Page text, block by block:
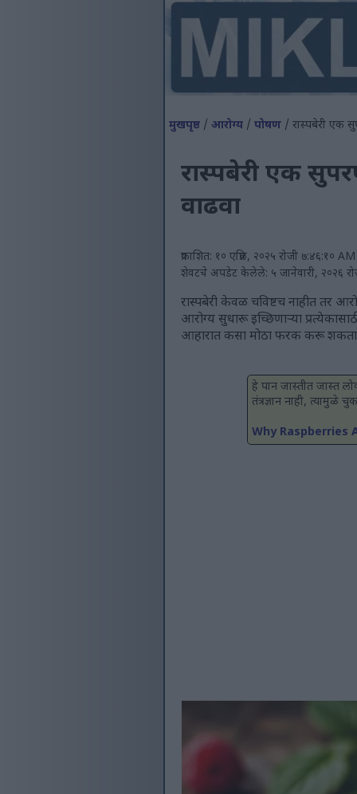
मुखपृष्ठ / आरोग्य / पोषण / रास्पबेरी एक
रास्पबेरी एक
वाढवा
प्रकाशित: १० एप्रिल, २०२५ रोजी ७:४६:१०
शेवटचे अपडेट केलेले: ५ जानेवारी, २०२६
रास्पबेरी केवळ चविष्टच नाहीत तर
आरोग्य सुधारू इच्छिणाऱ्या
आहारात कसा मोठा फरक करू
हे पान जास्तीत जास्त
तंत्रज्ञान नाही, त्यामुळे
Why Raspberries